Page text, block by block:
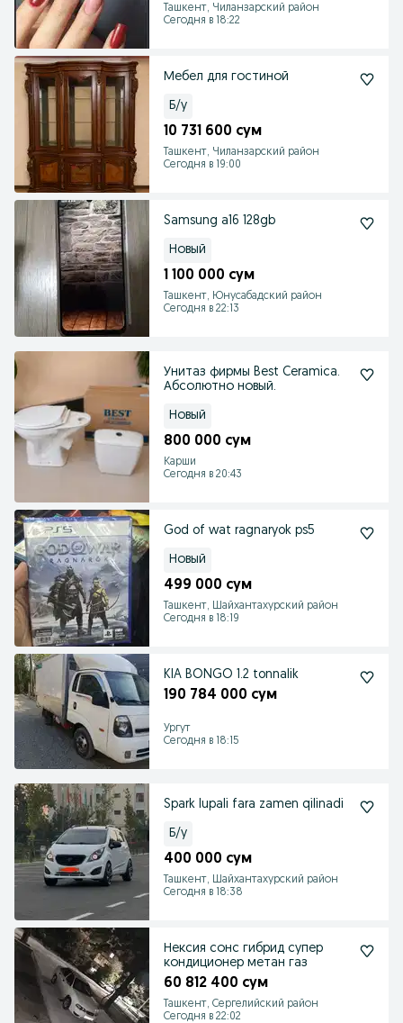
Ташкент, Чиланзарский район
Сегодня в 18:22
Мебел для гостиной
Б/у
10 731 600 сум
Ташкент, Чиланзарский район
Сегодня в 19:00
Samsung a16 128gb
Новый
1 100 000 сум
Ташкент, Юнусабадский район
Сегодня в 22:13
Унитаз фирмы Best Ceramica.
Абсолютно новый.
Новый
800 000 сум
Карши
Сегодня в 20:43
God of wat ragnaryok ps5
Новый
499 000 сум
Ташкент, Шайхантахурский район
Сегодня в 18:19
KIA BONGO 1.2 tonnalik
190 784 000 сум
Ургут
Сегодня в 18:15
Spark lupali fara zamen qilinadi
Б/у
400 000 сум
Ташкент, Шайхантахурский район
Сегодня в 18:38
Нексия сонс гибрид супер
кондиционер метан газ
60 812 400 сум
Ташкент, Сергелийский район
Сегодня в 22:02